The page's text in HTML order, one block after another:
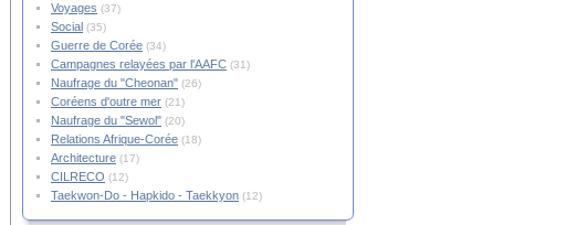
Voyages (37)
Social (35)
Guerre de Corée (34)
Campagnes relayées par l'AAFC (31)
Naufrage du "Cheonan" (26)
Coréens d'outre mer (21)
Naufrage du "Sewol" (20)
Relations Afrique-Corée (18)
Architecture (17)
CILRECO (12)
Taekwon-Do - Hapkido - Taekkyon (12)